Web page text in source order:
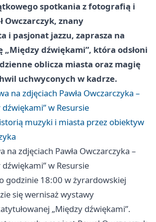
spotkania z fotografią i
Owczarczyk, znany
i pasjonat jazzu, zaprasza na
„Między dźwiękami”, która odsłoni
oblicza miasta oraz magię
uchwyconych w kadrze.
na zdjęciach Pawła Owczarczyka –
w Resursie
muzyki i miasta przez obiektyw
na zdjęciach Pawła Owczarczyka –
w Resursie
godzinie 18:00 w żyrardowskiej
się wernisaż wystawy
„Między dźwiękami”.